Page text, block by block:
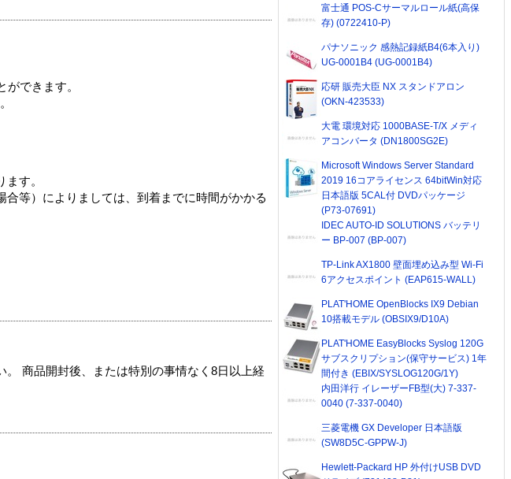
できます。
す。
等）によりましては、到着までに時間がかかる
商品開封後、または特別の事情なく8日以上経
富士通 POS-Cサーマルロール紙(高保
存) (0722410-P)
パナソニック 感熱記録紙B4(6本入り)
UG-0001B4 (UG-0001B4)
応研 販売大臣 NX スタンドアロン
(OKN-423533)
大電 環境対応 1000BASE-T/X メディ
アコンバータ (DN1800SG2E)
Microsoft Windows Server Standard
2019 16コアライセンス 64bitWin対応
日本語版 5CAL付 DVDパッケージ
(P73-07691)
IDEC AUTO-ID SOLUTIONS バッテリ
ー BP-007 (BP-007)
TP-Link AX1800 壁面埋め込み型 Wi-Fi
6アクセスポイント (EAP615-WALL)
PLAT'HOME OpenBlocks IX9 Debian
10搭載モデル (OBSIX9/D10A)
PLAT'HOME EasyBlocks Syslog 120G
サブスクリプション(保守サービス) 1年
間付き (EBIX/SYSLOG120G/1Y)
内田洋行 イレーザーFB型(大) 7-337-
0040 (7-337-0040)
三菱電機 GX Developer 日本語版
(SW8D5C-GPPW-J)
Hewlett-Packard HP 外付けUSB DVD